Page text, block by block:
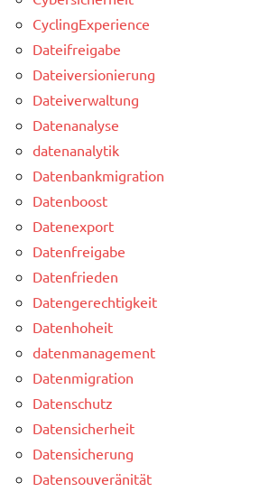
CyclingExperience
Dateifreigabe
Dateiversionierung
Dateiverwaltung
Datenanalyse
datenanalytik
Datenbankmigration
Datenboost
Datenexport
Datenfreigabe
Datenfrieden
Datengerechtigkeit
Datenhoheit
datenmanagement
Datenmigration
Datenschutz
Datensicherheit
Datensicherung
Datensouveränität